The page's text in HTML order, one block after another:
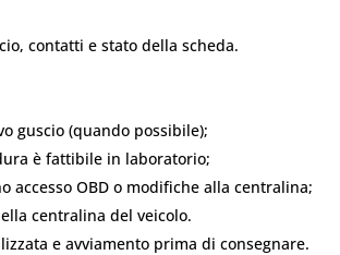
contatti e stato della scheda.
guscio (quando possibile);
è fattibile in laboratorio;
OBD o modifiche alla centralina;
centralina del veicolo.
e avviamento prima di consegnare.